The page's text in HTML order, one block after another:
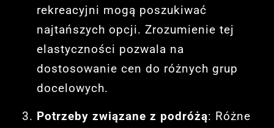
rekreacyjni mogą poszukiwać
najtańszych opcji. Zrozumienie tej
elastyczności pozwala na
dostosowanie cen do różnych grup
docelowych.
Potrzeby związane z podróżą: Różne